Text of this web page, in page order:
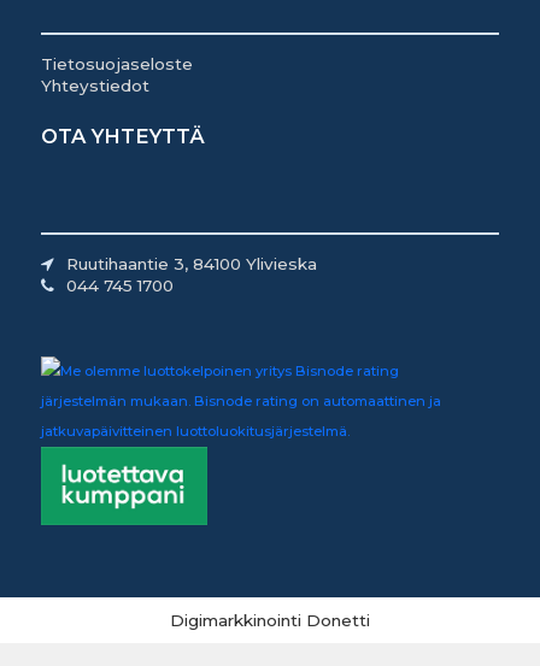
Tietosuojaseloste
Yhteystiedot
OTA YHTEYTTÄ
Ruutihaantie 3, 84100 Ylivieska
044 745 1700
Digimarkkinointi Donetti